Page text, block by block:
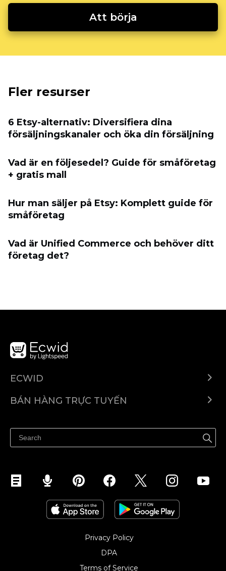
Att börja
Fler resurser
6 Etsy-alternativ: Diversifiera dina
försäljningskanaler och öka din försäljning
Vad är en följesedel? Guide för småföretag
+ gratis mall
Hur man säljer på Etsy: Komplett guide för
småföretag
Vad är Unified Commerce och behöver ditt
företag det?
ECWID
Trung tâm trợ giúp
BÁN HÀNG TRỰC TUYẾN
Quảng bá ở bất cứ đâu
Kiểm soát mọi thứ
Privacy Policy
DPA
Terms of Service